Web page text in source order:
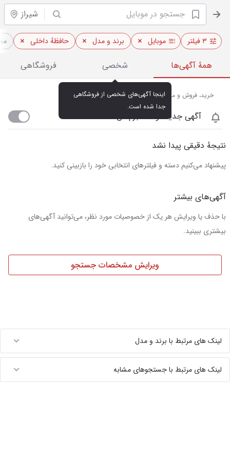
شیراز
۳ فیلتر موبایل برند و مدل حافظهٔ داخلی
همهٔ آگهی‌ها شخصی فروشگاهی
جدا شده است.
خرید، فروش و مشاهده قیمت روز موبایل در شیراز
آگهی جدید اومد خبرم کن
نتیجهٔ دقیقی پیدا نشد
پیشنهاد می‌کنیم دسته و فیلترهای انتخابی خود را بازبینی کنید.
آگهی‌های بیشتر
با حذف یا ویرایش هر یک از خصوصیات مورد نظر، می‌توانید آگهی‌های
بیشتری ببینید.
ویرایش مشخصات جستجو
لینک های مرتبط با برند و مدل
لینک های مرتبط با جستجوهای مشابه